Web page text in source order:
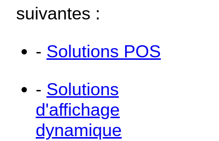
suivantes :
- Solutions POS
- Solutions
d'affichage
dynamique